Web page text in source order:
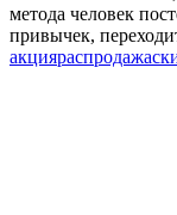
метода человек
привычек,
акцияраспродажа